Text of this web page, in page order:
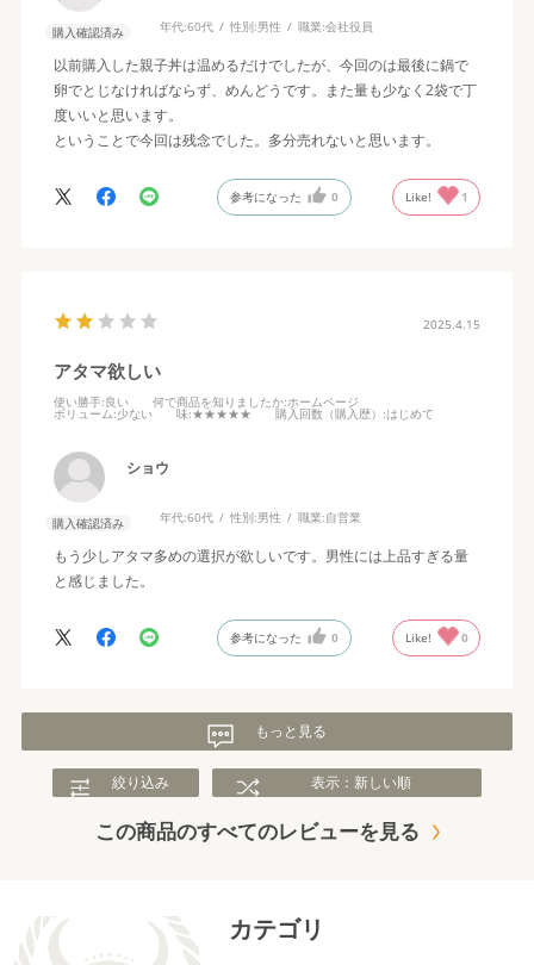
購入確認済み 年代:60代 性別:男性 職業:会社役員
以前購入した親子丼は温めるだけでしたが、今回のは最後に鍋で
卵でとじなければならず、めんどうです。また量も少なく2袋で丁
度いいと思います。
ということで今回は残念でした。多分売れないと思います。
参考になった 0 Like! 1
2025.4.15
アタマ欲しい
使い勝手:良い 何で商品を知りましたか:ホームページ
ボリューム:少ない 味:★★★★★ 購入回数（購入歴） :はじめて
ショウ
購入確認済み 年代:60代 性別:男性 職業:自営業
もう少しアタマ多めの選択が欲しいです。男性には上品すぎる量
と感じました。
参考になった 0 Like! 0
もっと見る
絞り込み 表示：新しい順
この商品のすべてのレビューを見る
カテゴリ